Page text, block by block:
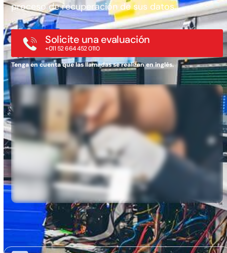
proceso de recuperación de sus datos.
Solicite una evaluación
+011 52 664 452 0110
Tenga en cuenta que las llamadas se realizan en inglés.